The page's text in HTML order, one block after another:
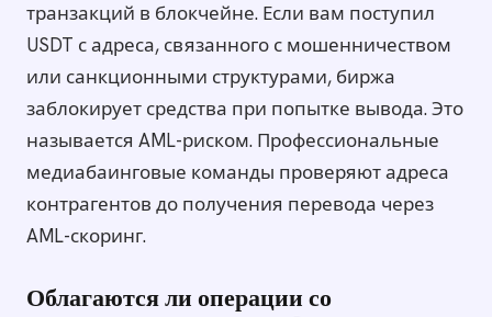
транзакций в блокчейне. Если вам поступил
USDT с адреса, связанного с мошенничеством
или санкционными структурами, биржа
заблокирует средства при попытке вывода. Это
называется AML-риском. Профессиональные
медиабаинговые команды проверяют адреса
контрагентов до получения перевода через
AML-скоринг.
Облагаются ли операции со